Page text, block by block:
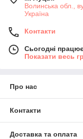
Волинська обл.,
Україна
Контакти
Сьогодні
Показати весь
Про нас
Контакти
Доставка та оплата